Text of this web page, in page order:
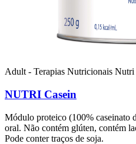
Adult - Terapias Nutricionais Nutri
NUTRI Casein
Módulo proteico (100% caseinato
oral. Não contém glúten, contém
Pode conter traços de soja.